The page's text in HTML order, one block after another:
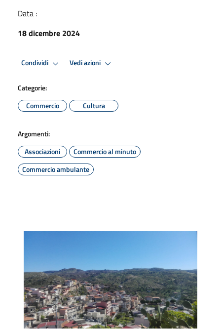
Data :
18 dicembre 2024
Condividi Vedi azioni
Categorie:
Commercio
Cultura
Argomenti:
Associazioni
Commercio al minuto
Commercio ambulante